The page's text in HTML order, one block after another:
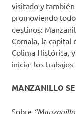
visitado y
promoviendo
destinos:
Comala, la capital
Colima Histórica,
iniciar los trabajos
MANZANILLO
Sobre